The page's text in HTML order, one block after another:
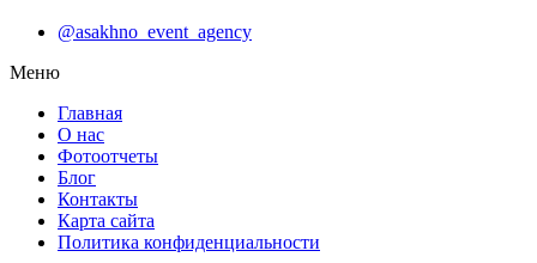
@asakhno_event_agency
Меню
Главная
О нас
Фотоотчеты
Блог
Контакты
Карта сайта
Политика конфиденциальности